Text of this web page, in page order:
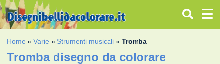
Home »Varie » Strumenti musicali »Tromba
Tromba disegno da colorare